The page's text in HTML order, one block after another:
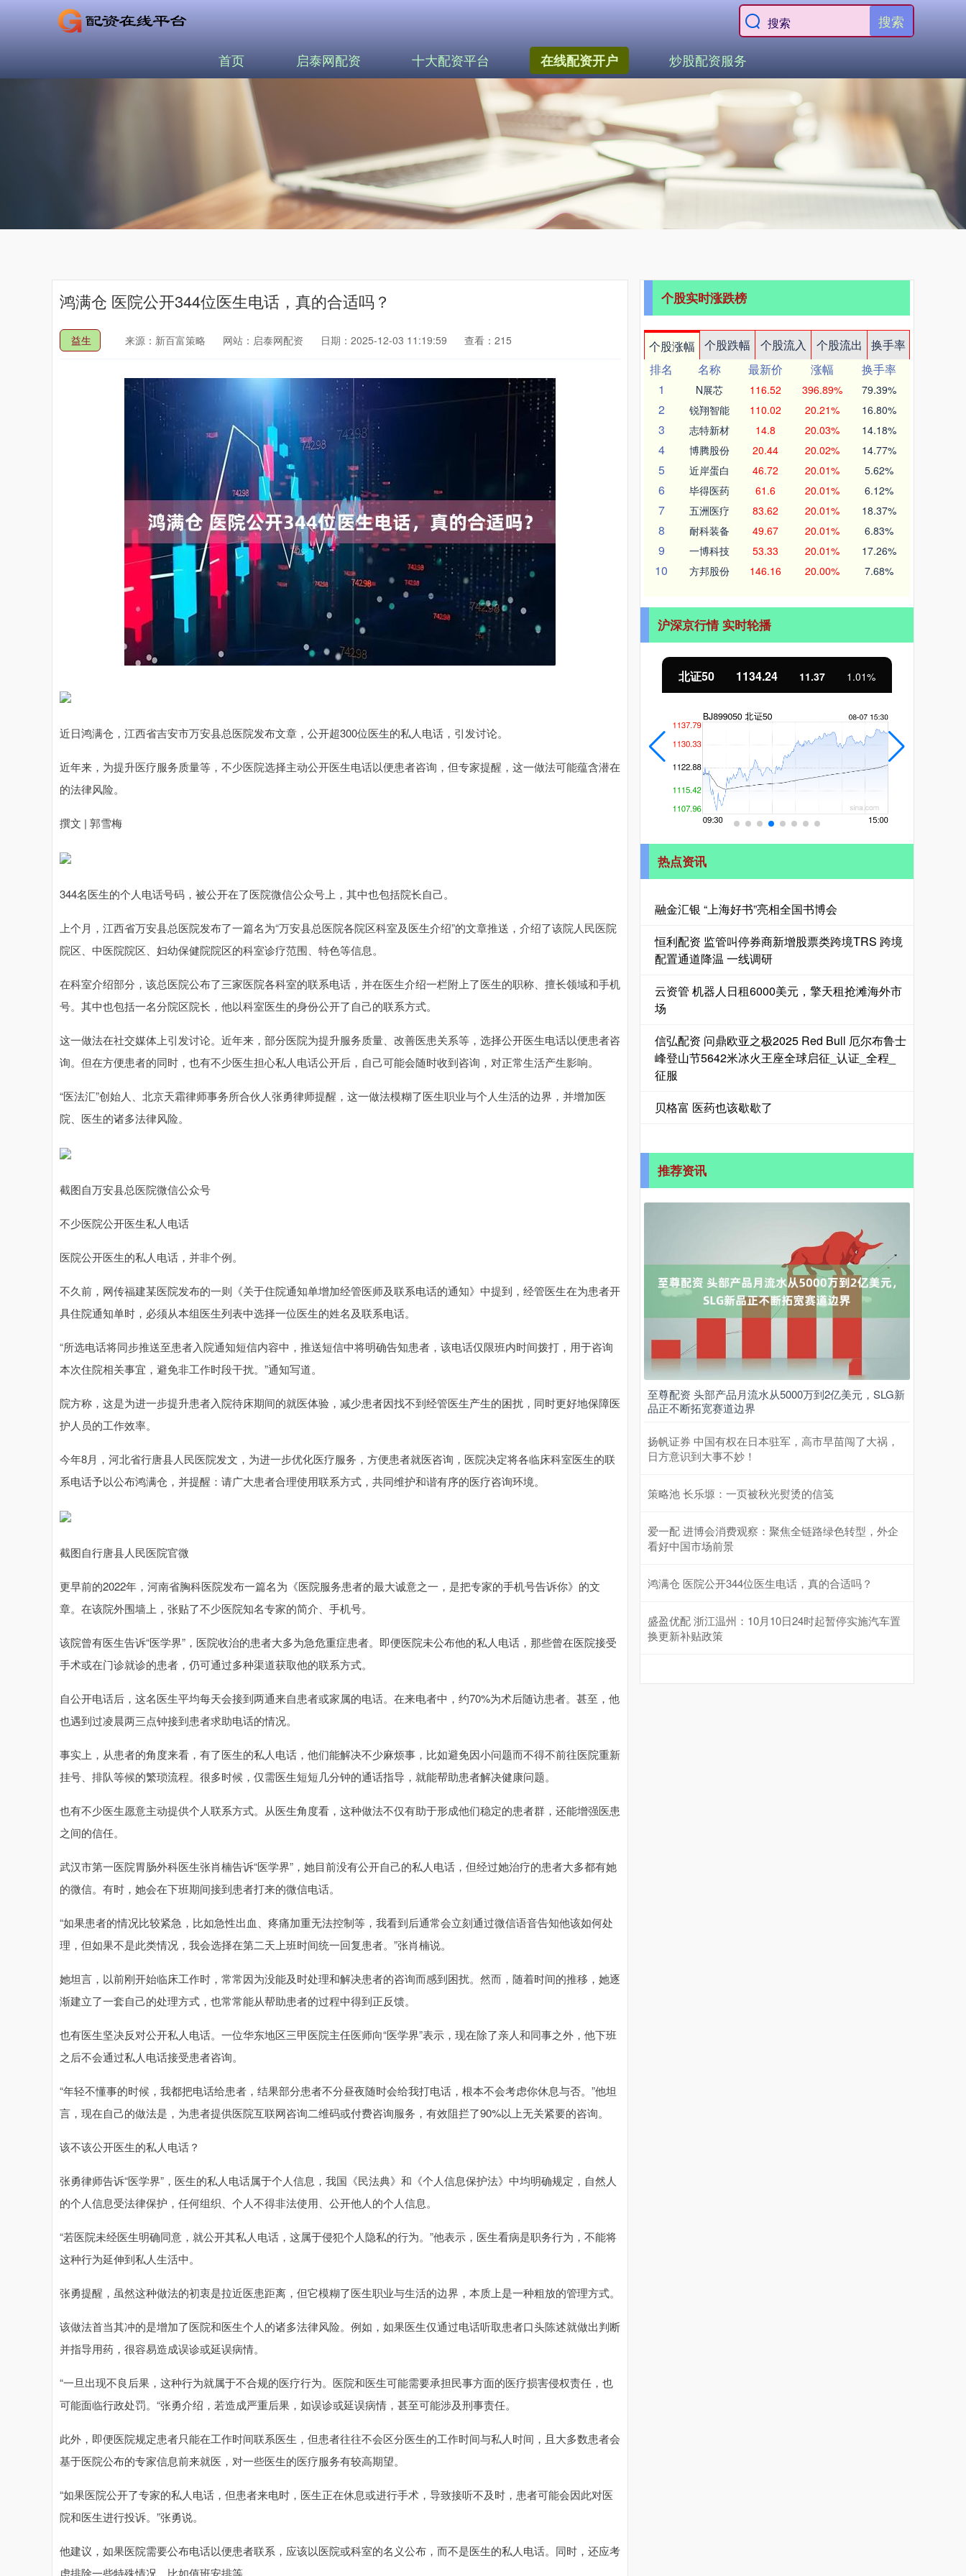
搜索
首页 启泰网配资 十大配资平台 在线配资开户 炒股配资服务
鸿满仓 医院公开344位医生电话，真的合适吗？
益生 来源：新百富策略 网站：启泰网配资 日期：2025-12-03 11:19:59 查看：215
近日鸿满仓，江西省吉安市万安县总医院发布文章，公开超300位医生的私人电话，引发讨论。
近年来，为提升医疗服务质量等，不少医院选择主动公开医生电话以便患者咨询，但专家提醒，这一做法可能蕴含潜在
的法律风险。
撰文 | 郭雪梅
344名医生的个人电话号码，被公开在了医院微信公众号上，其中也包括院长自己。
上个月，江西省万安县总医院发布了一篇名为“万安县总医院各院区科室及医生介绍”的文章推送，介绍了该院人民医院
院区、中医院院区、妇幼保健院院区的科室诊疗范围、特色等信息。
在科室介绍部分，该总医院公布了三家医院各科室的联系电话，并在医生介绍一栏附上了医生的职称、擅长领域和手机
号。其中也包括一名分院区院长，他以科室医生的身份公开了自己的联系方式。
这一做法在社交媒体上引发讨论。近年来，部分医院为提升服务质量、改善医患关系等，选择公开医生电话以便患者咨
询。但在方便患者的同时，也有不少医生担心私人电话公开后，自己可能会随时收到咨询，对正常生活产生影响。
“医法汇”创始人、北京天霜律师事务所合伙人张勇律师提醒，这一做法模糊了医生职业与个人生活的边界，并增加医
院、医生的诸多法律风险。
截图自万安县总医院微信公众号
不少医院公开医生私人电话
医院公开医生的私人电话，并非个例。
不久前，网传福建某医院发布的一则《关于住院通知单增加经管医师及联系电话的通知》中提到，经管医生在为患者开
具住院通知单时，必须从本组医生列表中选择一位医生的姓名及联系电话。
“所选电话将同步推送至患者入院通知短信内容中，推送短信中将明确告知患者，该电话仅限班内时间拨打，用于咨询
本次住院相关事宜，避免非工作时段干扰。”通知写道。
院方称，这是为进一步提升患者入院待床期间的就医体验，减少患者因找不到经管医生产生的困扰，同时更好地保障医
护人员的工作效率。
今年8月，河北省行唐县人民医院发文，为进一步优化医疗服务，方便患者就医咨询，医院决定将各临床科室医生的联
系电话予以公布鸿满仓，并提醒：请广大患者合理使用联系方式，共同维护和谐有序的医疗咨询环境。
截图自行唐县人民医院官微
更早前的2022年，河南省胸科医院发布一篇名为《医院服务患者的最大诚意之一，是把专家的手机号告诉你》的文
章。在该院外围墙上，张贴了不少医院知名专家的简介、手机号。
该院曾有医生告诉“医学界”，医院收治的患者大多为急危重症患者。即便医院未公布他的私人电话，那些曾在医院接受
手术或在门诊就诊的患者，仍可通过多种渠道获取他的联系方式。
自公开电话后，这名医生平均每天会接到两通来自患者或家属的电话。在来电者中，约70%为术后随访患者。甚至，他
也遇到过凌晨两三点钟接到患者求助电话的情况。
事实上，从患者的角度来看，有了医生的私人电话，他们能解决不少麻烦事，比如避免因小问题而不得不前往医院重新
挂号、排队等候的繁琐流程。很多时候，仅需医生短短几分钟的通话指导，就能帮助患者解决健康问题。
也有不少医生愿意主动提供个人联系方式。从医生角度看，这种做法不仅有助于形成他们稳定的患者群，还能增强医患
之间的信任。
武汉市第一医院胃肠外科医生张肖楠告诉“医学界”，她目前没有公开自己的私人电话，但经过她治疗的患者大多都有她
的微信。有时，她会在下班期间接到患者打来的微信电话。
“如果患者的情况比较紧急，比如急性出血、疼痛加重无法控制等，我看到后通常会立刻通过微信语音告知他该如何处
理，但如果不是此类情况，我会选择在第二天上班时间统一回复患者。”张肖楠说。
她坦言，以前刚开始临床工作时，常常因为没能及时处理和解决患者的咨询而感到困扰。然而，随着时间的推移，她逐
渐建立了一套自己的处理方式，也常常能从帮助患者的过程中得到正反馈。
也有医生坚决反对公开私人电话。一位华东地区三甲医院主任医师向“医学界”表示，现在除了亲人和同事之外，他下班
之后不会通过私人电话接受患者咨询。
“年轻不懂事的时候，我都把电话给患者，结果部分患者不分昼夜随时会给我打电话，根本不会考虑你休息与否。”他坦
言，现在自己的做法是，为患者提供医院互联网咨询二维码或付费咨询服务，有效阻拦了90%以上无关紧要的咨询。
该不该公开医生的私人电话？
张勇律师告诉“医学界”，医生的私人电话属于个人信息，我国《民法典》和《个人信息保护法》中均明确规定，自然人
的个人信息受法律保护，任何组织、个人不得非法使用、公开他人的个人信息。
“若医院未经医生明确同意，就公开其私人电话，这属于侵犯个人隐私的行为。”他表示，医生看病是职务行为，不能将
这种行为延伸到私人生活中。
张勇提醒，虽然这种做法的初衷是拉近医患距离，但它模糊了医生职业与生活的边界，本质上是一种粗放的管理方式。
该做法首当其冲的是增加了医院和医生个人的诸多法律风险。例如，如果医生仅通过电话听取患者口头陈述就做出判断
并指导用药，很容易造成误诊或延误病情。
“一旦出现不良后果，这种行为就属于不合规的医疗行为。医院和医生可能需要承担民事方面的医疗损害侵权责任，也
可能面临行政处罚。“张勇介绍，若造成严重后果，如误诊或延误病情，甚至可能涉及刑事责任。
此外，即便医院规定患者只能在工作时间联系医生，但患者往往不会区分医生的工作时间与私人时间，且大多数患者会
基于医院公布的专家信息前来就医，对一些医生的医疗服务有较高期望。
“如果医院公开了专家的私人电话，但患者来电时，医生正在休息或进行手术，导致接听不及时，患者可能会因此对医
院和医生进行投诉。”张勇说。
他建议，如果医院需要公布电话以便患者联系，应该以医院或科室的名义公布，而不是医生的私人电话。同时，还应考
虑排除一些特殊情况，比如值班安排等。
个股实时涨跌榜
个股涨幅 个股跌幅 个股流入 个股流出
换手率
排名
名称 最新价 涨幅
换手率
1
N展芯 116.52 396.89% 79.39%
2 锐翔智能 110.02 20.21% 16.80%
3 志特新材 14.8 20.03% 14.18%
4 博腾股份 20.44 20.02% 14.77%
5 近岸蛋白 46.72 20.01% 5.62%
6 毕得医药 61.6 20.01% 6.12%
7 五洲医疗 83.62 20.01% 18.37%
8 耐科装备 49.67 20.01% 6.83%
9 一博科技 53.33 20.01% 17.26%
10 方邦股份 146.16 20.00% 7.68%
沪深京行情 实时轮播
北证50 1134.24 11.37 1.01%
热点资讯
融金汇银 “上海好书”亮相全国书博会
恒利配资 监管叫停券商新增股票类跨境TRS 跨境
配置通道降温 一线调研
云资管 机器人日租6000美元，擎天租抢滩海外市
场
信弘配资 问鼎欧亚之极2025 Red Bull 厄尔布鲁士
峰登山节5642米冰火王座全球启征_认证_全程_
征服
贝格富 医药也该歇歇了
推荐资讯
至尊配资 头部产品月流水从5000万到2亿美元，SLG新
品正不断拓宽赛道边界
扬帆证券 中国有权在日本驻军，高市早苗闯了大祸，
日方意识到大事不妙！
策略池 长乐塬：一页被秋光熨烫的信笺
爱一配 进博会消费观察：聚焦全链路绿色转型，外企
看好中国市场前景
鸿满仓 医院公开344位医生电话，真的合适吗？
盛盈优配 浙江温州：10月10日24时起暂停实施汽车置
换更新补贴政策